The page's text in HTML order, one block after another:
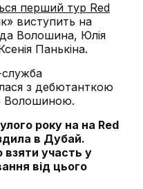
перший тур Red
виступить на
Волошина, Юлія
Панькіна.
з дебютанткою
Волошиною.
року на на Red
в Дубай.
взяти участь у
від цього